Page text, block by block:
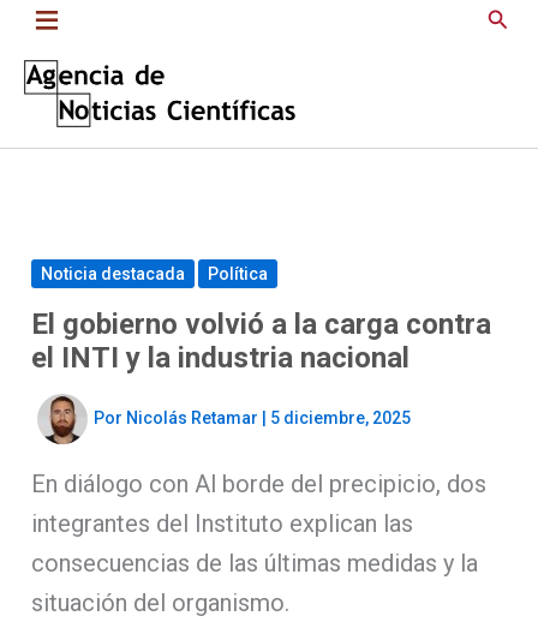
Saltar
contenido
Noticia destacada Política
El gobierno volvió a la carga contra
el INTI y la industria nacional
Por Nicolás Retamar 5 diciembre, 2025
En diálogo con Al borde del precipicio, dos
integrantes del Instituto explican las
consecuencias de las últimas medidas y la
situación del organismo.